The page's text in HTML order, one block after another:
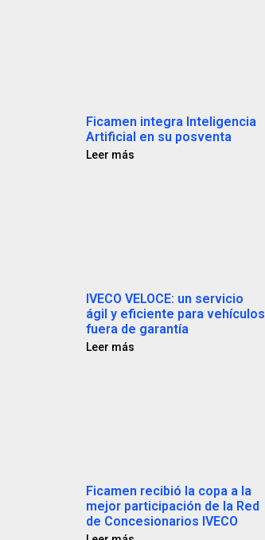
Ficamen integra Inteligencia
Artificial en su posventa
Leer más
IVECO VELOCE: un servicio
ágil y eficiente para vehículos
fuera de garantía
Leer más
Ficamen recibió la copa a la
mejor participación de la Red
de Concesionarios IVECO